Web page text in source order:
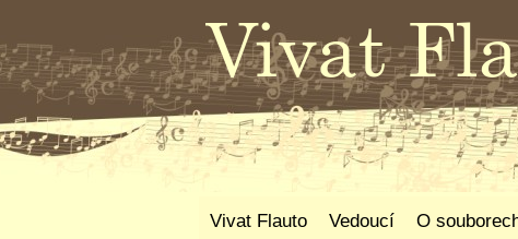
Vivat Flauto Vedoucí O